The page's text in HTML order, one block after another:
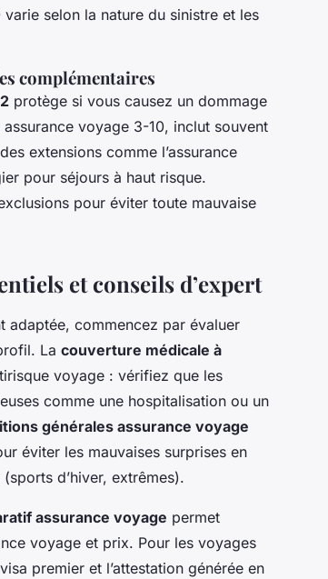
selon la nature du sinistre et les
complémentaires
protège si vous causez un dommage
voyage 3-10, inclut souvent
extensions comme l’assurance
pour séjours à haut risque.
pour éviter toute mauvaise
et conseils d’expert
adaptée, commencez par évaluer
La couverture médicale à
voyage : vérifiez que les
comme une hospitalisation ou un
générales assurance voyage
éviter les mauvaises surprises en
d’hiver, extrêmes).
assurance voyage permet
voyage et prix. Pour les voyages
premier et l’attestation générée en